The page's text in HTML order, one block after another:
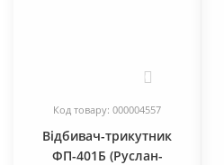
Код товару: 000004557
Відбивач-трикутник
ФП-401Б (Руслан-